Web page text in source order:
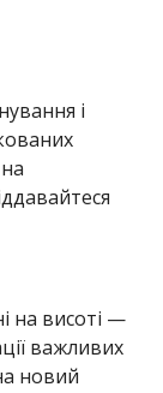
і
на висоті —
важливих
новий